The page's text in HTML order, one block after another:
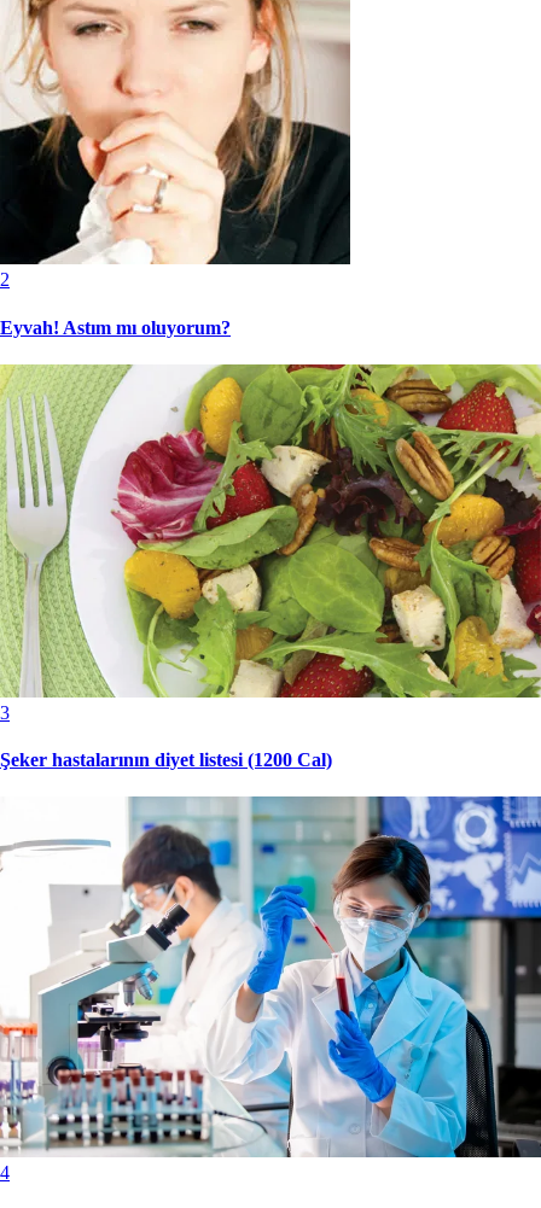
2
Eyvah! Astım mı oluyorum?
3
Şeker hastalarının diyet listesi (1200 Cal)
4